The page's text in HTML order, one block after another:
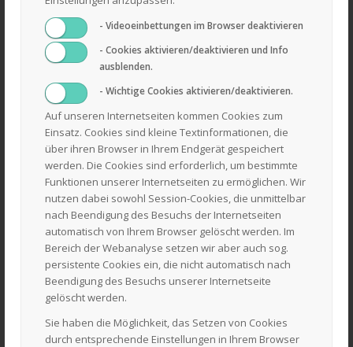
- Videoeinbettungen im Browser deaktivieren
- Cookies aktivieren/deaktivieren und Info
ausblenden.
- Wichtige Cookies aktivieren/deaktivieren.
Auf unseren Internetseiten kommen Cookies zum
Einsatz. Cookies sind kleine Textinformationen, die
über ihren Browser in Ihrem Endgerät gespeichert
werden. Die Cookies sind erforderlich, um bestimmte
Funktionen unserer Internetseiten zu ermöglichen. Wir
nutzen dabei sowohl Session-Cookies, die unmittelbar
nach Beendigung des Besuchs der Internetseiten
automatisch von Ihrem Browser gelöscht werden. Im
Bereich der Webanalyse setzen wir aber auch sog.
persistente Cookies ein, die nicht automatisch nach
Beendigung des Besuchs unserer Internetseite
gelöscht werden.
Sie haben die Möglichkeit, das Setzen von Cookies
durch entsprechende Einstellungen in Ihrem Browser
Um die besten Suchergebnisse zu erhalten, beachte bitte
folgende Hinweise:
Überprüfe die Rechtschreibung immer sorgfältig.
Versuche es mit einem ähnlichen Suchbegriff: z.B. Tablet
anstelle von Laptop.
Versuche mehr als einen Suchbegriff zu verwenden.
SIE HABEN FRAGEN? KONTAKTIEREN SIE UNS!
Daniel Laackmann e.K.
Quarnstedter Straße 14
25548 Kellinghusen